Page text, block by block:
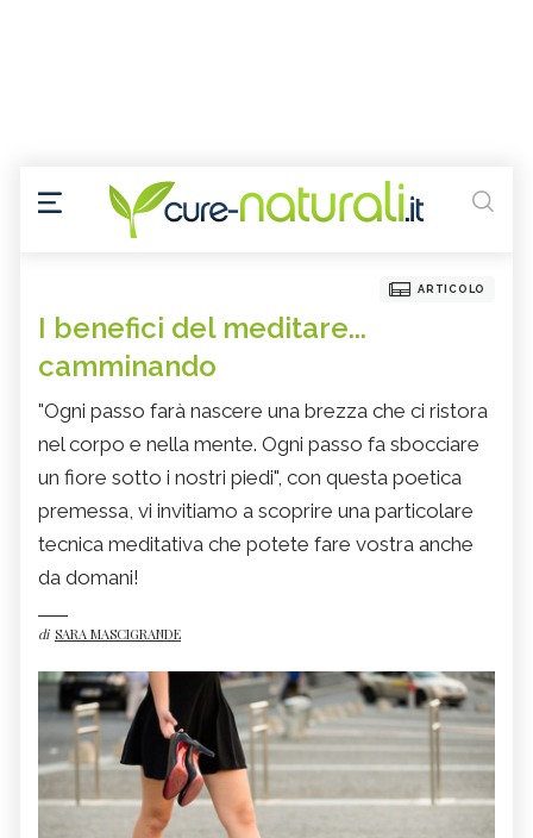
ARTICOLO
I benefici del meditare...
camminando
"Ogni passo farà nascere una brezza che ci ristora
nel corpo e nella mente. Ogni passo fa sbocciare
un fiore sotto i nostri piedi", con questa poetica
premessa, vi invitiamo a scoprire una particolare
tecnica meditativa che potete fare vostra anche
da domani!
di SARA MASCIGRANDE